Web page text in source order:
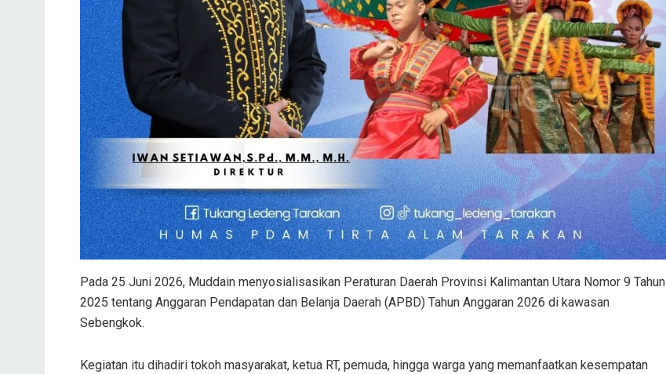
Pada 25 Juni 2026, Muddain menyosialisasikan Peraturan Daerah Provinsi Kalimantan Utara Nomor 9 Tahun
2025 tentang Anggaran Pendapatan dan Belanja Daerah (APBD) Tahun Anggaran 2026 di kawasan
Sebengkok.
Kegiatan itu dihadiri tokoh masyarakat, ketua RT, pemuda, hingga warga yang memanfaatkan kesempatan